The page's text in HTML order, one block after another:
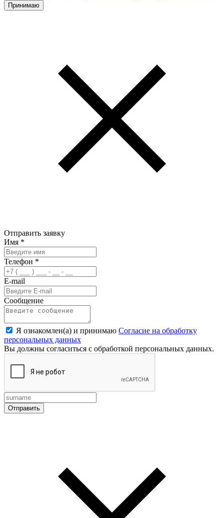
Принимаю
Отправить заявку
Имя *
Телефон *
E-mail
Сообщение
Я ознакомлен(а) и принимаю Согласие на обработку
персональных данных
Вы должны согласиться с обработкой персональных данных.